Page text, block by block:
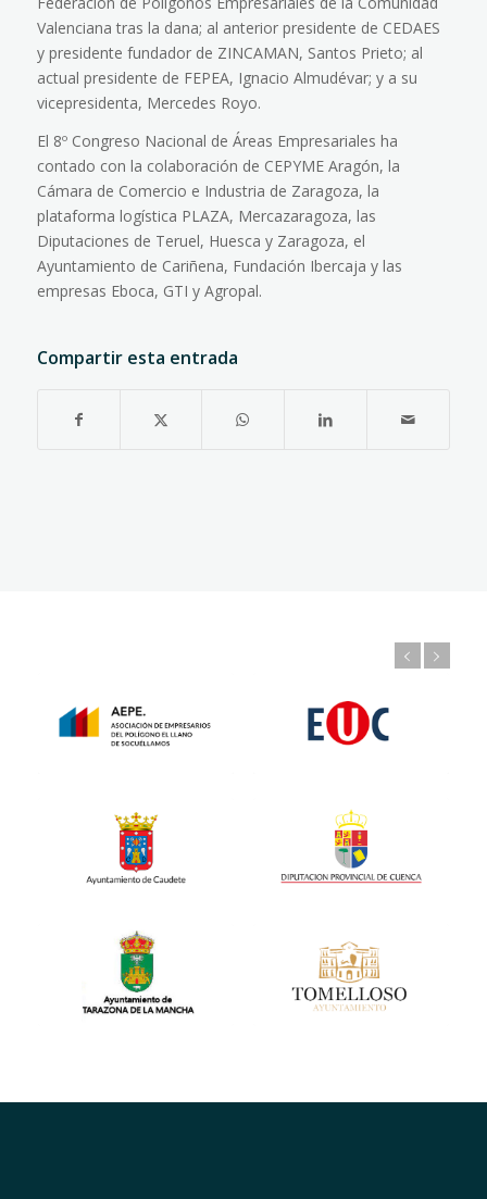
Valenciana tras la dana; al anterior presidente de CEDAES
y presidente fundador de ZINCAMAN, Santos Prieto; al
actual presidente de FEPEA, Ignacio Almudévar; y a su
vicepresidenta, Mercedes Royo.
El 8º Congreso Nacional de Áreas Empresariales ha
contado con la colaboración de CEPYME Aragón, la
Cámara de Comercio e Industria de Zaragoza, la
plataforma logística PLAZA, Mercazaragoza, las
Diputaciones de Teruel, Huesca y Zaragoza, el
Ayuntamiento de Cariñena, Fundación Ibercaja y las
empresas Eboca, GTI y Agropal.
Compartir esta entrada